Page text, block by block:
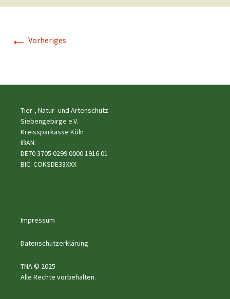
← Vorheriges
Tier-, Natur- und Artenschutz
Siebengebirge e.V.
Kreissparkasse Köln
IBAN:
DE70 3705 0299 0000 1916 01
BIC: COKSDE33XXX
Impressum
Datenschutzerklärung
TNA © 2025
Alle Rechte vorbehalten.